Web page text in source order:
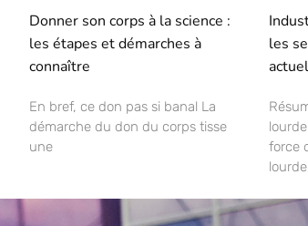
Donner son corps à la science :
les étapes et démarches à
connaître
En bref, ce don pas si banal La
démarche du don du corps tisse
une
les
force